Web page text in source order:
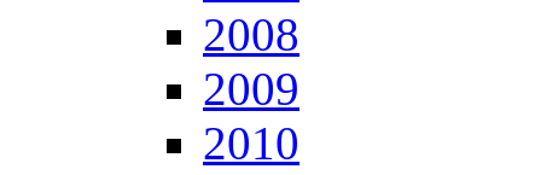
2008
2009
2010